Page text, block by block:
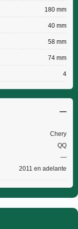
180 mm
40 mm
58 mm
74 mm
4
Chery
QQ
—
2011 en adelante